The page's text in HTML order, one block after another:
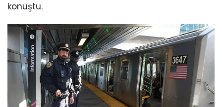
konuştu.